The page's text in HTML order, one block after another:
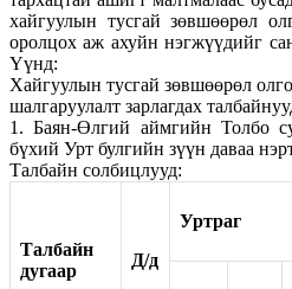
хайгуулын тусгай зөвшөөрөл
оролцох аж ахуйн нэгжүүдийг
Үүнд:
Хайгуулын тусгай зөвшөөрөл
шалгаруулалт зарлагдах
1. Баян-Өлгий аймгийн Толбо
бүхий Урт булгийн зүүн даваа
Талбайн солбицлууд:
Талбайн
дугаар
Д/д
Уртраг